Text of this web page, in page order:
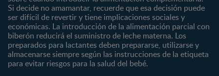
Marcas
CERELAC®
GERBER®
KLIM®
NAN® 3
Productos
Cereales Infantiles
Compotas y galletas
Fórmulas Infantiles
Si decide no amamantar, recuerde que esa decisión puede
ser difícil de revertir y tiene implicaciones sociales y
económicas. La introducción de la alimentación parcial con
biberón reducirá el suministro de leche materna. Los
preparados para lactantes deben prepararse, utilizarse y
almacenarse siempre según las instrucciones de la etiqueta
para evitar riesgos para la salud del bebé.